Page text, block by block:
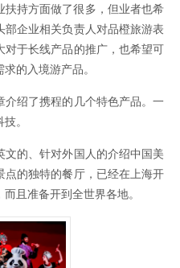
扶持方面做了很多，但业者也希
企业相关负责人对品橙旅游表
对于长线产品的推广，也希望可
的入境游产品。
绍了携程的几个特色产品。一
。
的、针对外国人的介绍中国美
的独特的餐厅，已经在上海开
且准备开到全世界各地。